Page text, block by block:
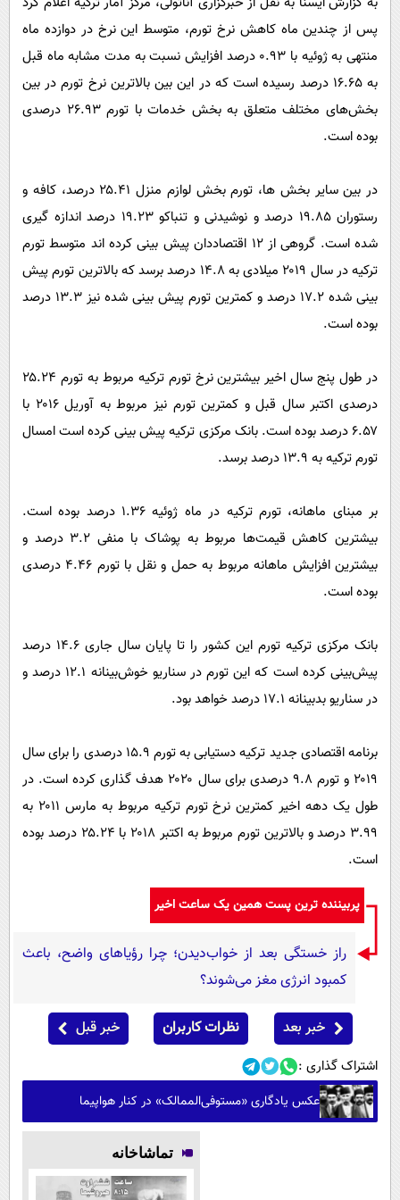
سرگرمی
فناوری
گوناگون
حوادث
بین الملل
اجتماعی
حیات وحش
پیامک
روانشناسی
دانلود
پس از چندین ماه کاهش نرخ تورم، متوسط این نرخ در دوازده ماه
منتهی به ژوئیه با ۰.۹۳ درصد افزایش نسبت به مدت مشابه ماه قبل
به ۱۶.۶۵ درصد رسیده است که در این بین بالاترین نرخ تورم در بین
بخش‌های مختلف متعلق به بخش خدمات با تورم ۲۶.۹۳ درصدی
بوده است.
در بین سایر بخش ها، تورم بخش لوازم منزل ۲۵.۴۱ درصد، کافه و
رستوران ۱۹.۸۵ درصد و نوشیدنی و تنباکو ۱۹.۲۳ درصد اندازه گیری
شده است. گروهی از ۱۲ اقتصاددان پیش بینی کرده اند متوسط تورم
ترکیه در سال ۲۰۱۹ میلادی به ۱۴.۸ درصد برسد که بالاترین تورم پیش
بینی شده ۱۷.۲ درصد و کمترین تورم پیش بینی شده نیز ۱۳.۳ درصد
بوده است.
در طول پنج سال اخیر بیشترین نرخ تورم ترکیه مربوط به تورم ۲۵.۲۴
درصدی اکتبر سال قبل و کمترین تورم نیز مربوط به آوریل ۲۰۱۶ با
۶.۵۷ درصد بوده است. بانک مرکزی ترکیه پیش بینی کرده است امسال
تورم ترکیه به ۱۳.۹ درصد برسد.
بر مبنای ماهانه، تورم ترکیه در ماه ژوئیه ۱.۳۶ درصد بوده است.
بیشترین کاهش قیمت‌ها مربوط به پوشاک با منفی ۳.۲ درصد و
بیشترین افزایش ماهانه مربوط به حمل و نقل با تورم ۴.۴۶ درصدی
بوده است.
بانک مرکزی ترکیه تورم این کشور را تا پایان سال جاری ۱۴.۶ درصد
پیش‌بینی کرده است که این تورم در سناریو خوش‌بینانه ۱۲.۱ درصد و
در سناریو بدبینانه ۱۷.۱ درصد خواهد بود.
برنامه اقتصادی جدید ترکیه دستیابی به تورم ۱۵.۹ درصدی را برای سال
۲۰۱۹ و تورم ۹.۸ درصدی برای سال ۲۰۲۰ هدف گذاری کرده است. در
طول یک دهه اخیر کمترین نرخ تورم ترکیه مربوط به مارس ۲۰۱۱ به
۳.۹۹ درصد و بالاترین تورم مربوط به اکتبر ۲۰۱۸ با ۲۵.۲۴ درصد بوده
است.
پربیننده ترین پست همین یک ساعت اخیر
راز خستگی بعد از خواب‌دیدن؛ چرا رؤیاهای واضح، باعث
کمبود انرژی مغز می‌شوند؟
خبر بعد نظرات کاربران خبر قبل
اشتراک گذاری :
عکس یادگاری «مستوفی‌الممالک» در کنار هواپیما
تماشاخانه